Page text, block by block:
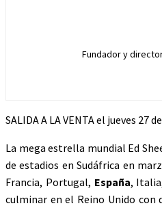
Fundador y
SALIDA A LA VENTA el jueves 27
La mega estrella mundial Ed
de estadios en Sudáfrica en
Francia, Portugal, España,
culminar en el Reino Unido con